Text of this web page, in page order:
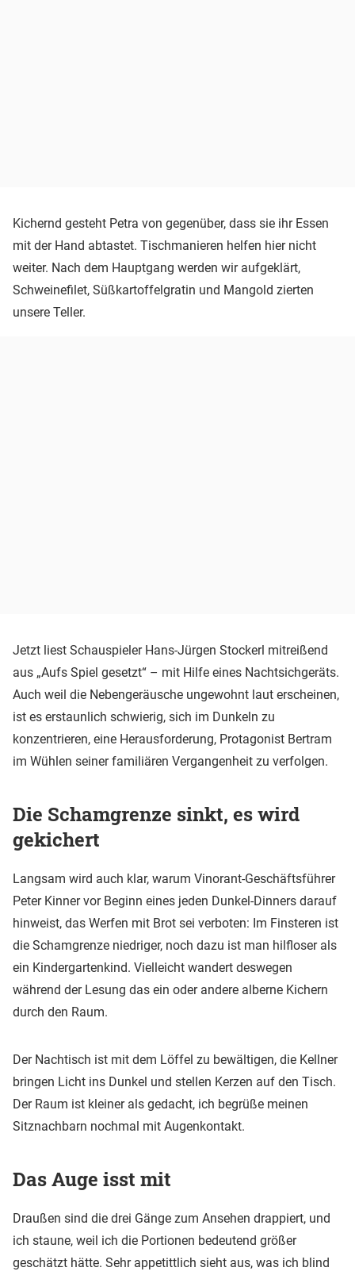
Kichernd gesteht Petra von gegenüber, dass sie ihr Essen
mit der Hand abtastet. Tischmanieren helfen hier nicht
weiter. Nach dem Hauptgang werden wir aufgeklärt,
Schweinefilet, Süßkartoffelgratin und Mangold zierten
unsere Teller.
Jetzt liest Schauspieler Hans-Jürgen Stockerl mitreißend
aus „Aufs Spiel gesetzt“ – mit Hilfe eines Nachtsichgeräts.
Auch weil die Nebengeräusche ungewohnt laut erscheinen,
ist es erstaunlich schwierig, sich im Dunkeln zu
konzentrieren, eine Herausforderung, Protagonist Bertram
im Wühlen seiner familiären Vergangenheit zu verfolgen.
Die Schamgrenze sinkt, es wird
gekichert
Langsam wird auch klar, warum Vinorant-Geschäftsführer
Peter Kinner vor Beginn eines jeden Dunkel-Dinners darauf
hinweist, das Werfen mit Brot sei verboten: Im Finsteren ist
die Schamgrenze niedriger, noch dazu ist man hilfloser als
ein Kindergartenkind. Vielleicht wandert deswegen
während der Lesung das ein oder andere alberne Kichern
durch den Raum.
Der Nachtisch ist mit dem Löffel zu bewältigen, die Kellner
bringen Licht ins Dunkel und stellen Kerzen auf den Tisch.
Der Raum ist kleiner als gedacht, ich begrüße meinen
Sitznachbarn nochmal mit Augenkontakt.
Das Auge isst mit
Draußen sind die drei Gänge zum Ansehen drappiert, und
ich staune, weil ich die Portionen bedeutend größer
geschätzt hätte. Sehr appetittlich sieht aus, was ich blind